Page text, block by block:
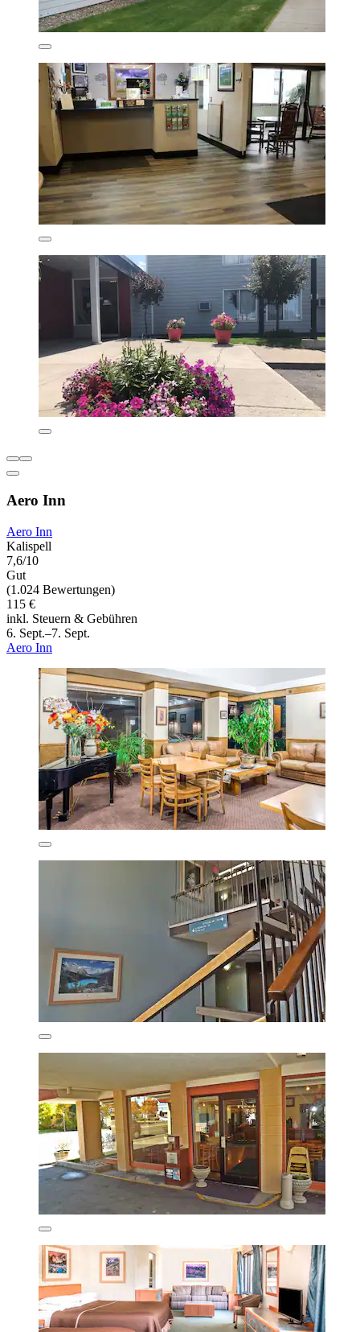
Aero Inn
Aero Inn
Kalispell
7,6/10
Gut
(1.024 Bewertungen)
115 €
inkl. Steuern & Gebühren
6. Sept.–7. Sept.
Aero Inn